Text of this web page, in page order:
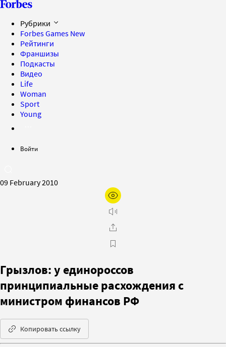
Рубрики
Forbes Games New
Рейтинги
Франшизы
Подкасты
Видео
Life
Woman
Sport
Young
Войти
09 February 2010
Грызлов: у единороссов
принципиальные расхождения с
министром финансов РФ
Копировать ссылку